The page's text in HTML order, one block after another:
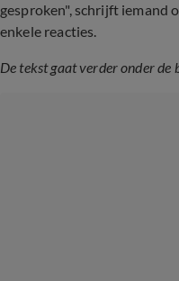
gesproken", schrijft iemand
enkele reacties.
De tekst gaat verder onder de